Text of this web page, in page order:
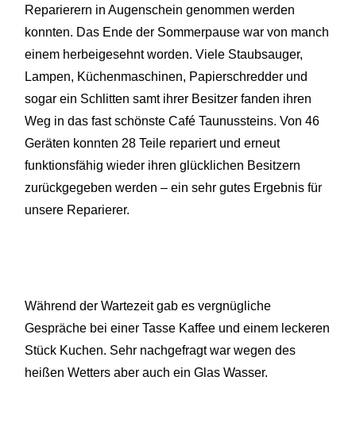
Reparierern in Augenschein genommen werden
konnten. Das Ende der Sommerpause war von manch
einem herbeigesehnt worden. Viele Staubsauger,
Lampen, Küchenmaschinen, Papierschredder und
sogar ein Schlitten samt ihrer Besitzer fanden ihren
Weg in das fast schönste Café Taunussteins. Von 46
Geräten konnten 28 Teile repariert und erneut
funktionsfähig wieder ihren glücklichen Besitzern
zurückgegeben werden – ein sehr gutes Ergebnis für
unsere Reparierer.
Während der Wartezeit gab es vergnügliche
Gespräche bei einer Tasse Kaffee und einem leckeren
Stück Kuchen. Sehr nachgefragt war wegen des
heißen Wetters aber auch ein Glas Wasser.